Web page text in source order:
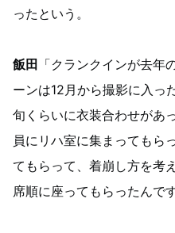
ったという。
飯田 「クランクインが去年
ーンは12月から撮影に入っ
旬くらいに衣装合わせがあ
員にリハ室に集まってもら
てもらって、着崩し方を考
席順に座ってもらったんで